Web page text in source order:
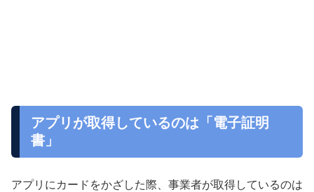
アプリが取得しているのは「電子証明
書」
アプリにカードをかざした際、事業者が取得しているのは